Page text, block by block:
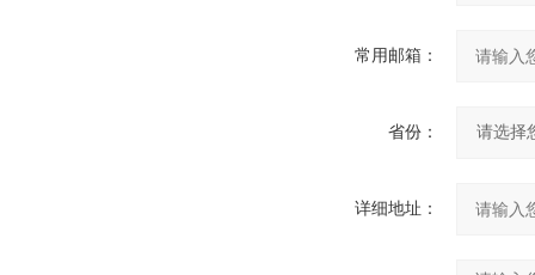
常用邮箱：
省份：
详细地址：